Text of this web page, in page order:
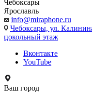
Чебоксары
Ярославль
info@miraphone.ru
Чебоксары, ул.
цокольный этаж
Вконтакте
YouTube
Ваш город